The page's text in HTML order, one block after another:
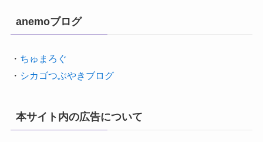
anemoブログ
・ ちゅまろぐ
・ シカゴつぶやきブログ
本サイト内の広告について